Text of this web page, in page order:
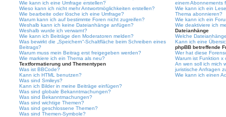
Wie kann ich eine Umfrage erstellen?
Wieso kann ich nicht mehr Antwortmöglichkeiten erstellen?
Wie bearbeite oder lösche ich eine Umfrage?
Warum kann ich auf bestimmte Foren nicht zugreifen?
Weshalb kann ich keine Dateianhänge anfügen?
Weshalb wurde ich verwarnt?
Wie kann ich Beiträge den Moderatoren melden?
Was bewirkt die „Speichern“-Schaltfläche beim Schreiben eines
Beitrags?
Warum muss mein Beitrag erst freigegeben werden?
Wie markiere ich ein Thema als neu?
Textformatierung und Thementypen
Was ist BBCode?
Kann ich HTML benutzen?
Was sind Smileys?
Kann ich Bilder in meine Beiträge einfügen?
Was sind globale Bekanntmachungen?
Was sind Bekanntmachungen?
Was sind wichtige Themen?
Was sind geschlossene Themen?
Was sind Themen-Symbole?
einem Abonnements
Wie kann ich ein
Thema abonnieren?
Wie kann ich ein
Wie deaktiviere ich
Dateianhänge
Welche
Kann ich eine
phpBB betreffende
Wer hat diese
Warum ist Funktion
An wen soll ich mich
juristische Anfragen
Wie kann ich einen